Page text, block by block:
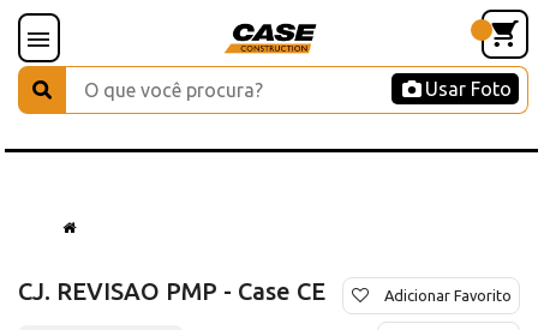
Usar Foto
CJ. REVISAO PMP - Case CE Adicionar Favorito